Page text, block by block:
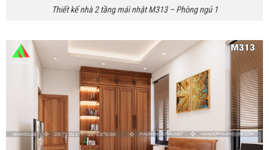
Thiết kế nhà 2 tầng mái nhật M313 – Phòng ngủ 1